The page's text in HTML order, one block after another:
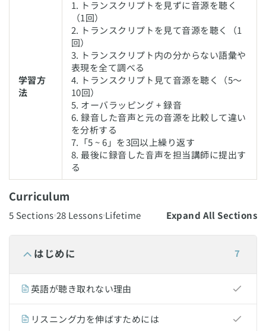
学習方
法
1. トランスクリプトを見ずに音源を聴く
（1回）
2. トランスクリプトを見て音源を聴く（1
回）
3. トランスクリプト内の分からない語彙や
表現を全て調べる
4. トランスクリプト見て音源を聴く（5〜
10回）
5. オーバラッピング + 録音
6. 録音した音声と元の音源を比較して違い
を分析する
7.「5 ~ 6」を3回以上繰り返す
8. 最後に録音した音声を担当講師に提出す
る
Curriculum
5 Sections 28 Lessons Lifetime Expand All Sections
はじめに 7
英語が聴き取れない理由
リスニング力を伸ばすためには